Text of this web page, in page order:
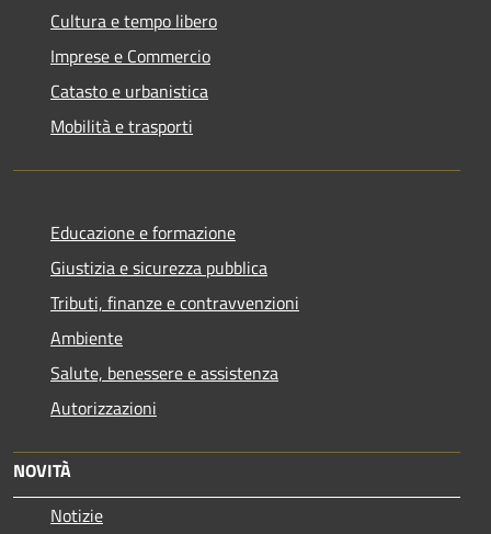
Cultura e tempo libero
Imprese e Commercio
Catasto e urbanistica
Mobilità e trasporti
Educazione e formazione
Giustizia e sicurezza pubblica
Tributi, finanze e contravvenzioni
Ambiente
Salute, benessere e assistenza
Autorizzazioni
NOVITÀ
Notizie